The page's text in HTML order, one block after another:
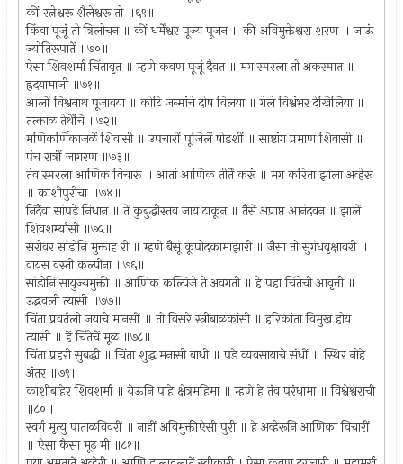
कीं रत्नेश्वरू शैलेश्वरू तो ॥६९॥
किंवा पूजूं तो त्रिलोचन ॥ कीं धर्मेंश्वर पूज्य पूजन ॥ कीं अविमुक्तेश्वरा शरण ॥ जाऊं
ज्योतिरूपातें ॥७०॥
ऐसा शिवशर्मा चिंतावृत ॥ म्हणे कवण पूजूं दैवत ॥ मग स्मरला तो अकस्मात ॥
ह्रदयामाजी ॥७१॥
आलों विश्वनाथ पूजावया ॥ कोटि जन्मांचे दोष विलया ॥ गेले विश्वंभर देखिलिया ॥
तत्काळ तेथेंचि ॥७२॥
मणिकर्णिकाजळें शिवासी ॥ उपचारीं पूजिलें षोडशीं ॥ साष्टांग प्रमाण शिवासी ॥
पंच रात्रीं जागरण ॥७३॥
तंव स्मरला आणिक विचारू ॥ आतां आणिक तीर्तें करूं ॥ मग करिता झाला अव्हेरू
॥ काशीपुरीचा ॥७४॥
निर्दैंवा सांपडे निधान ॥ तें कुबुद्धीस्तव जाय टाकून ॥ तैसें अप्राप्त आनंदवन ॥ झालें
शिवशर्म्यासी ॥७५॥
सरोवर सांडोनि मुक्ताह री ॥ म्हणे बैसूं कूपोदकामाझारी ॥ जैसा तो सुगंधवृक्षावरी ॥
वायस वस्ती कल्पीना ॥७६॥
सांडोनि सायुज्यमुक्ती ॥ आणिक कल्पिजे ते अवगती ॥ हे पहा चिंतेची आवृत्ती ॥
उद्भवली त्यासी ॥७७॥
चिंता प्रवर्तली जयाचे मानसीं ॥ तो विसरे स्त्रीबाळकांसी ॥ हरिकांता विमुख होय
त्यासी ॥ हें चिंतेचें मूळ ॥७८॥
चिंता प्रहरी सुबद्धी ॥ चिंता शुद्ध मनासी बाधी ॥ पडे व्यवसायाचे संधीं ॥ स्थिर नोहे
अंतर ॥७९॥
काशीबाहेर शिवशर्मा ॥ येऊनि पाहे क्षेत्रमहिमा ॥ म्हणे हे तंव परंधामा ॥ विश्वेश्वराची
॥८०॥
स्वर्ग मृत्यु पाताळविवरीं ॥ नाहीं अविमुक्तीऐसी पुरी ॥ हे अव्हेरूनि आणिका विचारीं
॥ ऐसा कैसा मूढ मी ॥८१॥